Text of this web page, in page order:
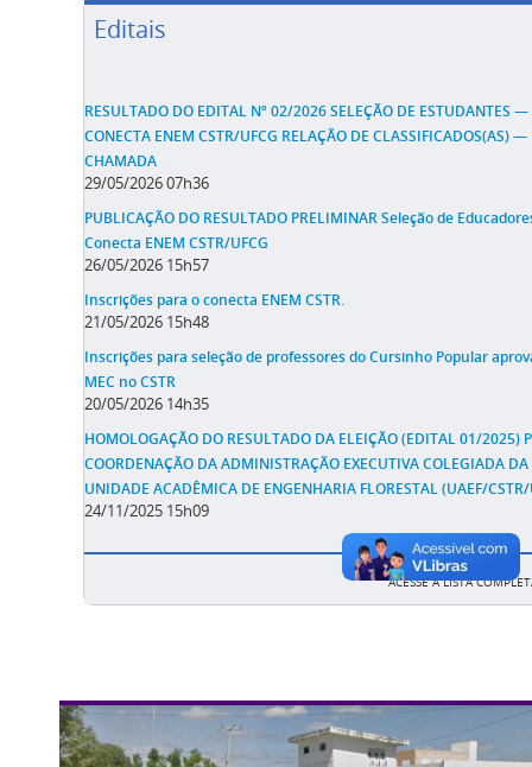
Editais
RESULTADO DO EDITAL Nº 02/2026 SELEÇÃO DE ESTUDANTES —
CONECTA ENEM CSTR/UFCG RELAÇÃO DE CLASSIFICADOS(AS) —
CHAMADA
29/05/2026 07h36
PUBLICAÇÃO DO RESULTADO PRELIMINAR Seleção de
Conecta ENEM CSTR/UFCG
26/05/2026 15h57
Inscrições para o conecta ENEM CSTR.
21/05/2026 15h48
Inscrições para seleção de professores do Cursinho Popular
MEC no CSTR
20/05/2026 14h35
HOMOLOGAÇÃO DO RESULTADO DA ELEIÇÃO (EDITAL 01/2025)
COORDENAÇÃO DA ADMINISTRAÇÃO EXECUTIVA COLEGIADA DA
UNIDADE ACADÊMICA DE ENGENHARIA FLORESTAL (UAEF/
24/11/2025 15h09
ACESSE A LISTA